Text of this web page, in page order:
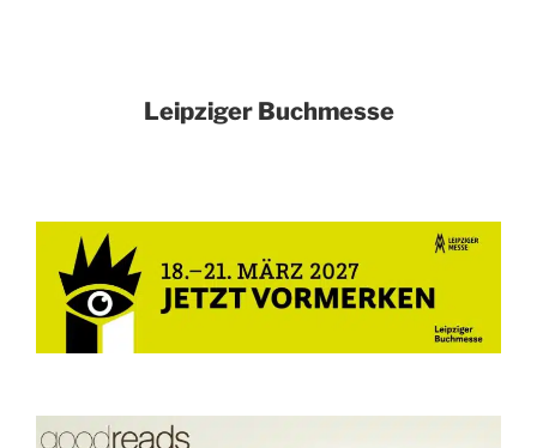
Leipziger Buchmesse